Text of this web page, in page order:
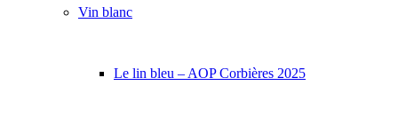
Vin blanc
Le lin bleu – AOP Corbières 2025